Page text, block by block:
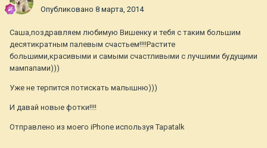
Опубликовано 8 марта, 2014
Саша,поздравляем любимую Вишенку и тебя с таким большим
десятикратным палевым счастьем!!!!Растите
большими,красивыми и самыми счастливыми с лучшими будущими
мампапами)))
Уже не терпится потискать малышню)))
И давай новые фотки!!!!
Отправлено из моего iPhone используя Tapatalk